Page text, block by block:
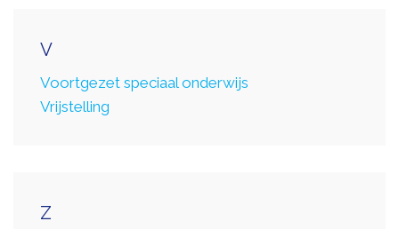
V
Voortgezet speciaal onderwijs
Vrijstelling
Z